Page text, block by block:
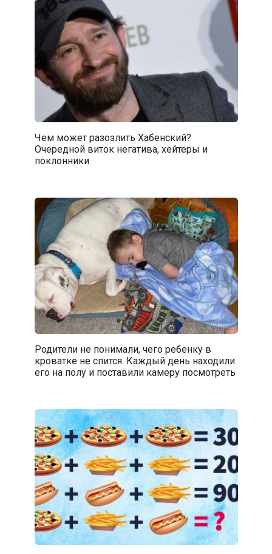
Чем может разозлить Хабенский?
Очередной виток негатива, хейтеры и
поклонники
Родители не понимали, чего ребенку в
кроватке не спится. Каждый день находили
его на полу и поставили камеру посмотреть